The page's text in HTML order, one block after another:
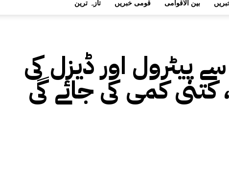
تازہ ترین قومی خبریں بین الاقوامی
پیٹرول اور ڈیزل کی
کمی کی جائے گی